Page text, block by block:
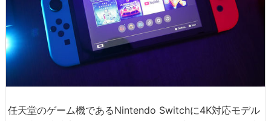
任天堂のゲーム機であるNintendo Switchに4K対応モデル